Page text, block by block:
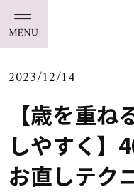
2023/12/14
【歳を重
しやすく】
お直しテク